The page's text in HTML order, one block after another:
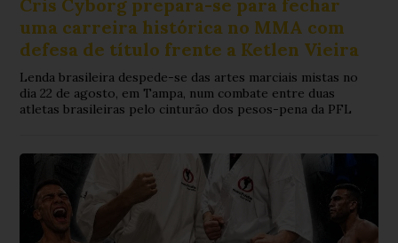
Cris Cyborg prepara-se para fechar
uma carreira histórica no MMA com
defesa de título frente a Ketlen Vieira
Lenda brasileira despede-se das artes marciais mistas no
dia 22 de agosto, em Tampa, num combate entre duas
atletas brasileiras pelo cinturão dos pesos-pena da PFL